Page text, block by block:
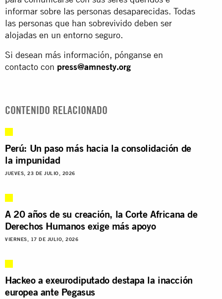
informar sobre las personas desaparecidas. Todas
las personas que han sobrevivido deben ser
alojadas en un entorno seguro.
Si desean más información, pónganse en
contacto con press@amnesty.org
CONTENIDO RELACIONADO
Perú: Un paso más hacia la consolidación de
la impunidad
JUEVES, 23 DE JULIO, 2026
A 20 años de su creación, la Corte Africana de
Derechos Humanos exige más apoyo
VIERNES, 17 DE JULIO, 2026
Hackeo a exeurodiputado destapa la inacción
europea ante Pegasus